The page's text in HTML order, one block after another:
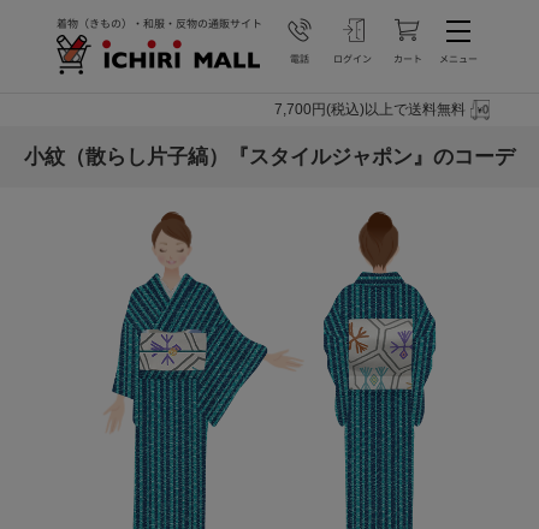
7,700円(税込)以上で送料無料
小紋（散らし片子縞）『スタイルジャポン』のコーデ